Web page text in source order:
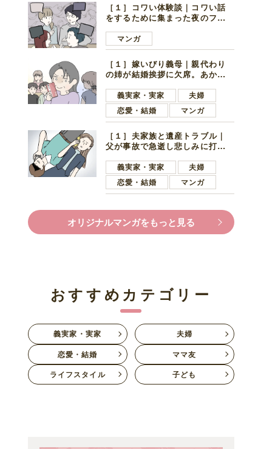
［１］コワい体験談｜コワい話
をするために集まった夜のファ
好きの男の子ママ
マンガ
［１］嫁いびり義母｜親代わり
の姉が結婚挨拶に欠席。あから
義実家・実家
夫婦
恋愛・結婚
マンガ
［１］夫家族と遺産トラブル｜
父が事故で急逝し悲しみに打ち
ます夫
義実家・実家
夫婦
恋愛・結婚
マンガ
オリジナルマンガをもっと見る
おすすめカテゴリー
義実家・実家
夫婦
恋愛・結婚
ママ友
ライフスタイル
子ども